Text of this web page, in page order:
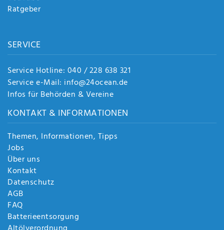
Ratgeber
SERVICE
Service Hotline: 040 / 228 638 321
Service e-Mail: info@24ocean.de
Infos für Behörden & Vereine
KONTAKT & INFORMATIONEN
Themen, Informationen, Tipps
Jobs
Über uns
Kontakt
Datenschutz
AGB
FAQ
Batterieentsorgung